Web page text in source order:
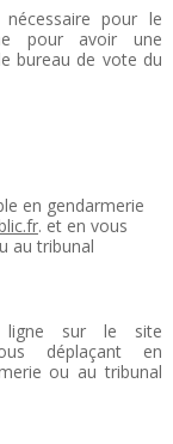
pour le
pour avoir une
bureau de vote du
en gendarmerie
. et en vous
au tribunal
ligne sur le site
déplaçant en
ou au tribunal